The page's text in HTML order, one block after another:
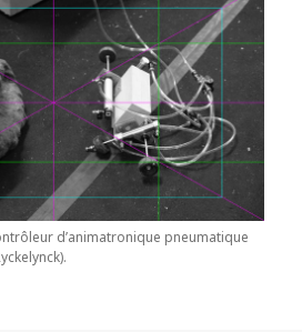
d’animatronique pneumatique